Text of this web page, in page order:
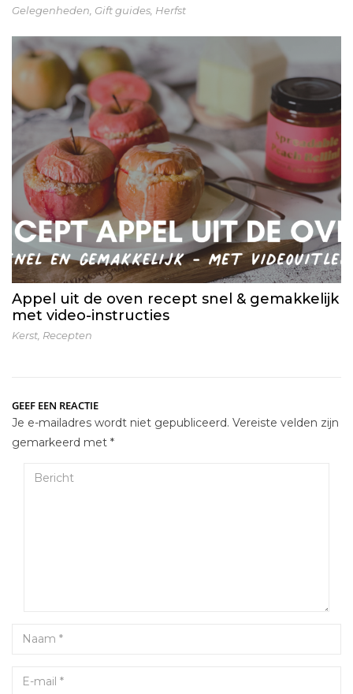
Gelegenheden Gift guides Herfst
Appel uit de oven recept snel & gemakkelijk
met video-instructies
Kerst Recepten
GEEF EEN REACTIE
Je e-mailadres wordt niet gepubliceerd. Vereiste velden zijn
gemarkeerd met *
Bericht
Name
Email